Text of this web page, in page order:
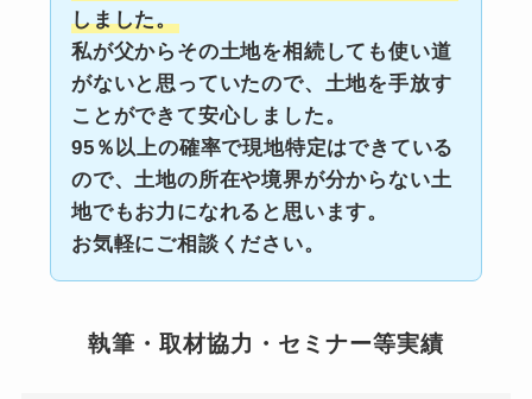
しました。
私が父からその土地を相続しても使い道
がないと思っていたので、土地を手放す
ことができて安心しました。
95％以上の確率で現地特定はできている
ので、土地の所在や境界が分からない土
地でもお力になれると思います。
お気軽にご相談ください。
執筆・取材協力・セミナー等実績